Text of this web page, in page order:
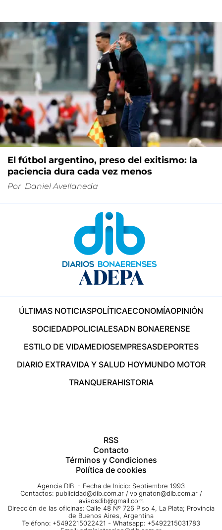
El fútbol argentino, preso del exitismo: la
paciencia dura cada vez menos
Por Daniel Avellaneda
ÚLTIMAS NOTICIASPOLÍTICAECONOMÍAOPINIÓN
SOCIEDADPOLICIALESADN BONAERENSE
ESTILO DE VIDAMEDIOSEMPRESASDEPORTES
DIARIO EXTRAVIDA Y SALUD HOYMUNDO MOTOR
TRANQUERAHISTORIA
RSS
Contacto
Términos y Condiciones
Política de cookies
Agencia DIB - Fecha de Inicio: Septiembre 1993
Contactos: publicidad@dib.com.ar / vpignaton@dib.com.ar /
avisosdib@gmail.com
Dirección de las oficinas: Calle 48 Nº 726 Piso 4, La Plata; Provincia
de Buenos Aires, Argentina
Teléfono: +5492215022421 - Whatsapp: +5492215031783